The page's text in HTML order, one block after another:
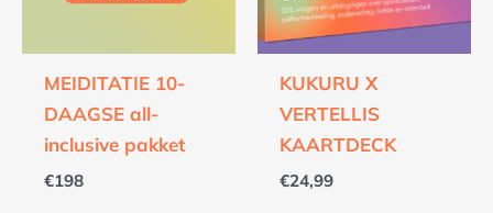
MEIDITATIE 10-
DAAGSE all-
inclusive pakket
€198
KUKURU X
VERTELLIS
KAARTDECK
€24,99